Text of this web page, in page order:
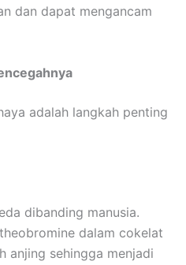
dan dapat mengancam
adalah langkah penting
dibanding manusia.
dalam cokelat
anjing sehingga menjadi